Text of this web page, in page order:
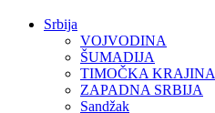
Srbija
VOJVODINA
ŠUMADIJA
TIMOČKA KRAJINA
ZAPADNA SRBIJA
Sandžak